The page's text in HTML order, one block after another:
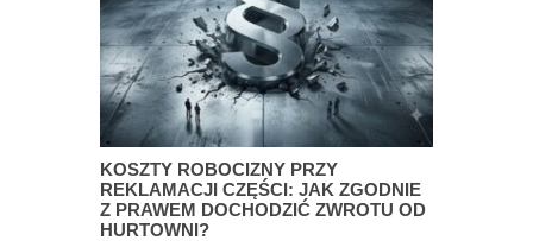
KOSZTY ROBOCIZNY PRZY
REKLAMACJI CZĘŚCI: JAK ZGODNIE
Z PRAWEM DOCHODZIĆ ZWROTU OD
HURTOWNI?